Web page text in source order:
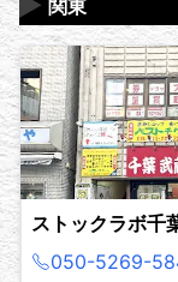
関東
ストックラボ千
050-5269-